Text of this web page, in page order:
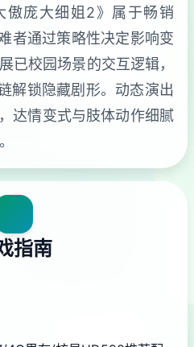
傲庞大细姐2》属于畅销
者通过策略性决定影响变
已校园场景的交互逻辑，
解锁隐藏剧形。动态演出
达情变式与肢体动作细腻
指南